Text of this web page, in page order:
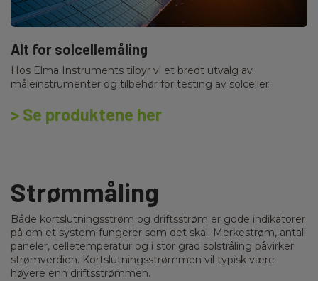
Alt for solcellemåling
Hos Elma Instruments tilbyr vi et bredt utvalg av
måleinstrumenter og tilbehør for testing av solceller.
> Se produktene her
Strømmåling
Både kortslutningsstrøm og driftsstrøm er gode indikatorer
på om et system fungerer som det skal. Merkestrøm, antall
paneler, celletemperatur og i stor grad solstråling påvirker
strømverdien. Kortslutningsstrømmen vil typisk være
høyere enn driftsstrømmen.